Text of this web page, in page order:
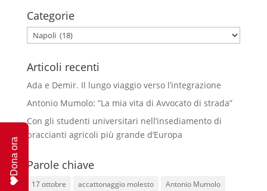
Categorie
Categorie
Articoli recenti
Ada e Demir. Il lungo viaggio verso l’integrazione
Antonio Mumolo: “La mia vita di Avvocato di strada”
Con gli studenti universitari nell’insediamento di
braccianti agricoli più grande d’Europa
Parole chiave
17 ottobre accattonaggio molesto
Antonio Mumolo
Dona ora